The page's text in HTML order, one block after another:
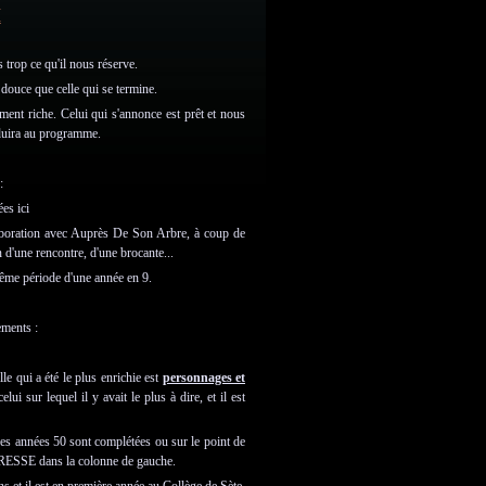
trop ce qu'il nous réserve.
que celle qui se termine.
riche. Celui qui s'annonce est prêt et nous
au programme.
ici
avec Auprès De Son Arbre, à coup de
rencontre, d'une brocante...
période d'une année en 9.
:
qui a été le plus enrichie est personnages et
sur lequel il y avait le plus à dire, et il est
années 50 sont complétées ou sur le point de
dans la colonne de gauche.